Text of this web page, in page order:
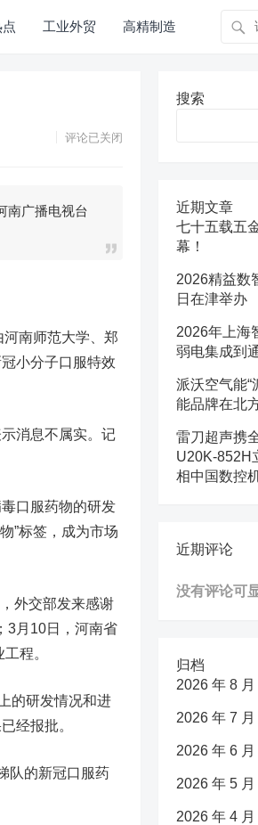
工业外贸 高精制造
评论已关闭
广播电视台
南师范大学、郑
小分子口服特效
消息不属实。记
口服药物的研发
”标签，成为市场
外交部发来感谢
3月10日，河南省
程。
的研发情况和进
经报批。
队的新冠口服药
搜索
近期文章
七十五载五
幕！
2026精益数
日在津举办
2026年上海
弱电集成到
派沃空气能“
能品牌在北
雷刀超声携
U20K-852H
相中国数控
近期评论
没有评论可
归档
2026 年 8 月
2026 年 7 月
2026 年 6 月
2026 年 5 月
2026 年 4 月